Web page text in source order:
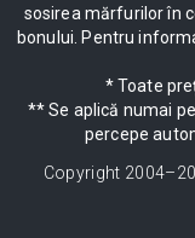
sosirea mărfurilor în
bonului. Pentru
* Toate
** Se aplică numai
percepe
Copyright 2004–